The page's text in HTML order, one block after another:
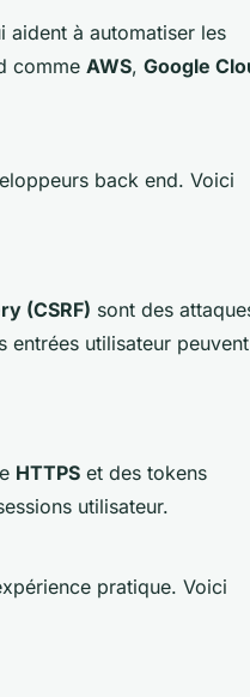
aident à automatiser les
comme AWS, Google
back end. Voici
(CSRF) sont des
entrées utilisateur
HTTPS et des tokens
utilisateur.
pratique. Voici